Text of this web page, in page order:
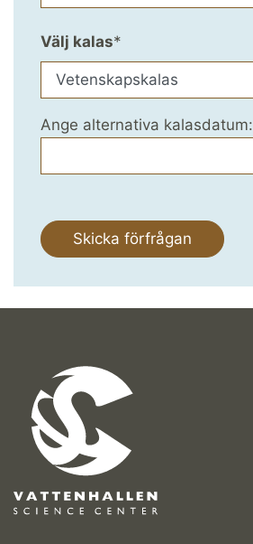
Välj kalas*
Ange alternativa kalasdatum: